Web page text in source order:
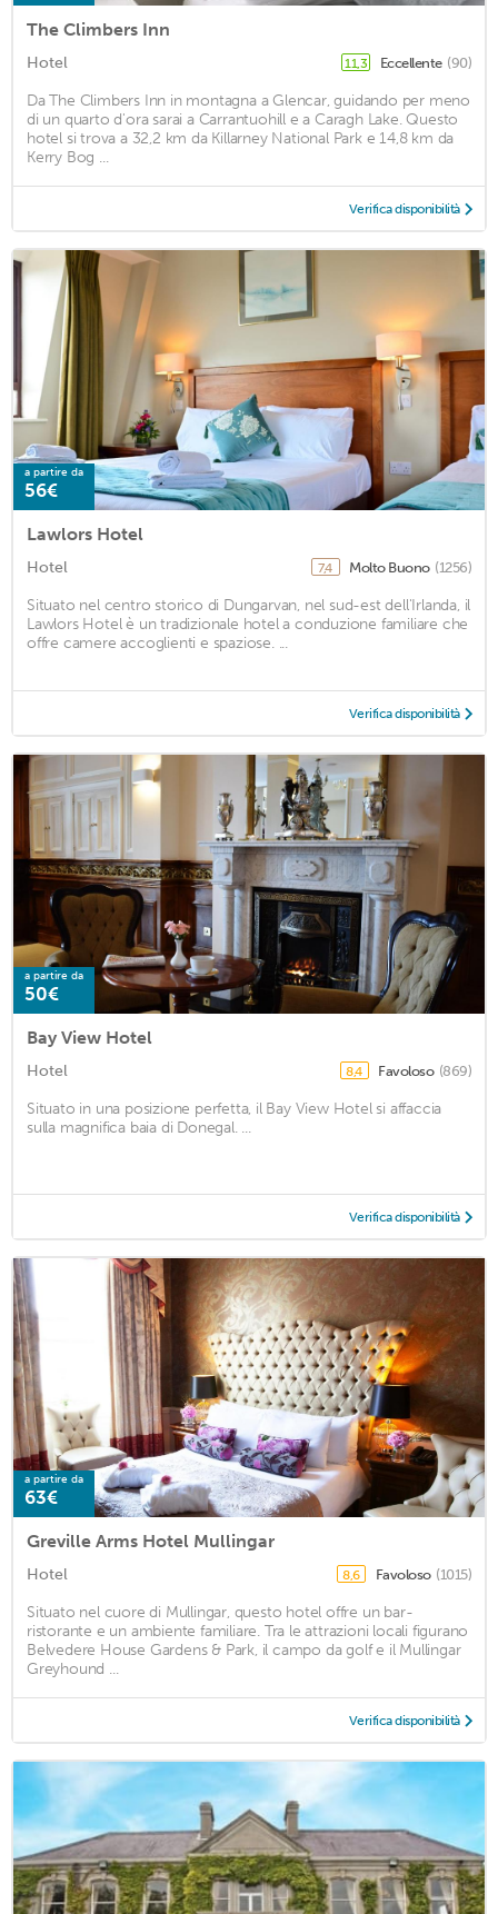
The Climbers Inn
Hotel 11,3 Eccellente (90)
Da The Climbers Inn in montagna a Glencar, guidando per meno
di un quarto d'ora sarai a Carrantuohill e a Caragh Lake. Questo
hotel si trova a 32,2 km da Killarney National Park e 14,8 km da
Kerry Bog ...
Verifica disponibilità
a partire da
56€
Lawlors Hotel
Hotel 7,4 Molto Buono (1256)
Situato nel centro storico di Dungarvan, nel sud-est dell'Irlanda, il
Lawlors Hotel è un tradizionale hotel a conduzione familiare che
offre camere accoglienti e spaziose. ...
Verifica disponibilità
a partire da
50€
Bay View Hotel
Hotel 8,4 Favoloso (869)
Situato in una posizione perfetta, il Bay View Hotel si affaccia
sulla magnifica baia di Donegal. ...
Verifica disponibilità
a partire da
63€
Greville Arms Hotel Mullingar
Hotel 8,6 Favoloso (1015)
Situato nel cuore di Mullingar, questo hotel offre un bar-
ristorante e un ambiente familiare. Tra le attrazioni locali figurano
Belvedere House Gardens & Park, il campo da golf e il Mullingar
Greyhound ...
Verifica disponibilità